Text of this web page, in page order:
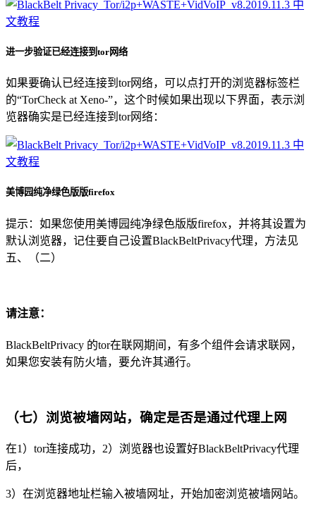
进一步验证已经连接到tor网络
如果要确认已经连接到tor网络，可以点打开的浏览器标签栏
的“TorCheck at Xeno-”，这个时候如果出现以下界面，表示浏
览器确实是已经连接到tor网络：
美博园纯净绿色版版firefox
提示：如果您使用美博园纯净绿色版版firefox，并将其设置为
默认浏览器，记住要自己设置BlackBeltPrivacy代理，方法见
五、（二）
请注意：
BlackBeltPrivacy 的tor在联网期间，有多个组件会请求联网，
如果您安装有防火墙，要允许其通行。
（七）浏览被墙网站，确定是否是通过代理上网
在1）tor连接成功，2）浏览器也设置好BlackBeltPrivacy代理
后，
3）在浏览器地址栏输入被墙网址，开始加密浏览被墙网站。